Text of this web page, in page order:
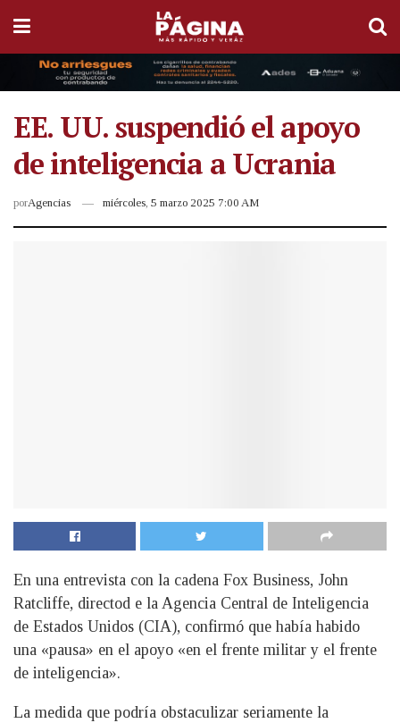
EE. UU. suspendió el apoyo
de inteligencia a Ucrania
porAgencias miércoles, 5 marzo 2025 7:00 AM
En una entrevista con la cadena Fox Business, John
Ratcliffe, directod e la Agencia Central de Inteligencia
de Estados Unidos (CIA), confirmó que había habido
una «pausa» en el apoyo «en el frente militar y el frente
de inteligencia».
La medida que podría obstaculizar seriamente la